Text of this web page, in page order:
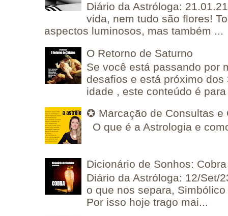
Diário da Astróloga:
vida, nem tudo são flores!
aspectos luminosos, mas também ...
O Retorno de Saturno
Se você está passando por
desafios e está próximo
idade , este conteúdo é
✪ Marcação de Consultas e
O que é a Astrologia e
Dicionário de Sonhos: Cobra
Diário da Astróloga: 12/Set/
o que nos separa,
Por isso hoje trago mai...